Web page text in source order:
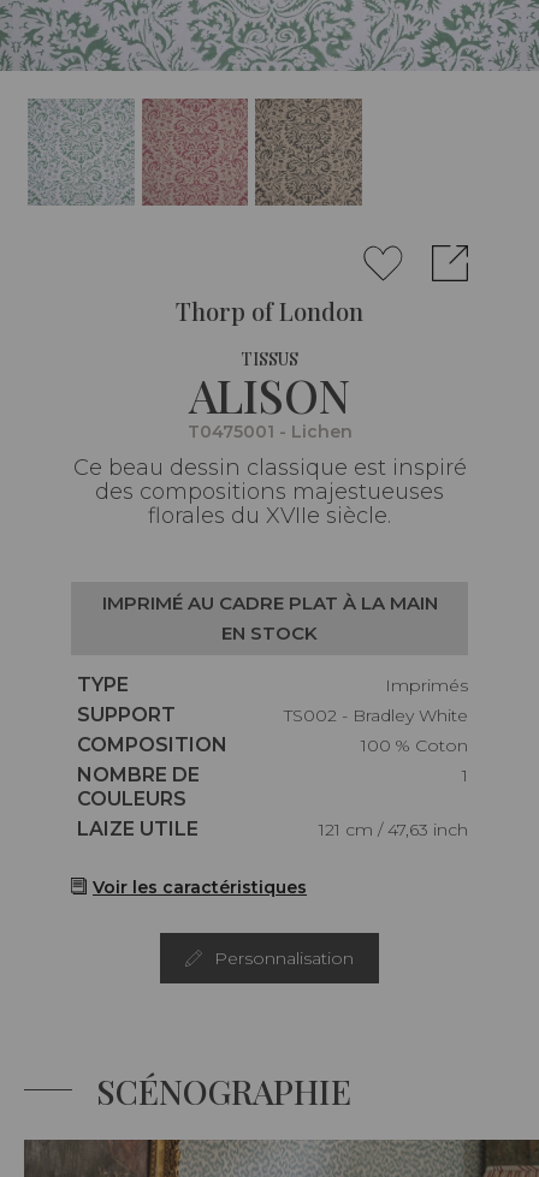
Thorp of London
TISSUS
ALISON
T0475001 - Lichen
Ce beau dessin classique est inspiré
des compositions majestueuses
florales du XVIIe siècle.
IMPRIMÉ AU CADRE PLAT À LA MAIN
EN STOCK
Caractéristiques
TYPE
Imprimés
Caractéristiques
SUPPORT
TS002 - Bradley White
Caractéristiques
COMPOSITION
100 % Coton
Caractéristiques
NOMBRE DE
COULEURS
1
Caractéristiques
LAIZE UTILE 121 cm / 47,63 inch
Voir les caractéristiques
Personnalisation
SCÉNOGRAPHIE